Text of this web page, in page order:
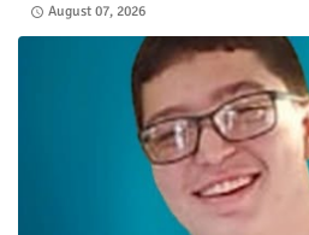
August 07, 2026